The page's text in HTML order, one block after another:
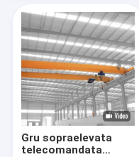
Gru sopraelevata
telecomandata